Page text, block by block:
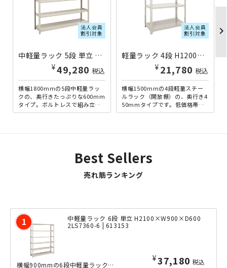
法人会員
割引対象
中軽量ラック 5段 単立 H1800×W1800×D600 2LS6660-5 | 613147
¥49,280 税込
横幅1800mmの5段中軽量ラッ
クの、奥行きたっぷりな600mm
タイプ。ボルトレスで組み立て
られる手軽さと、多目的な用途
法人会員
割引対象
軽量ラック 4段 H1200×W1500×D450 A4545-4 | 613008
¥ 21,780 税込
横幅1500mmの4段軽量スチー
ルラック（開放棚）の、奥行き4
50mmタイプです。低価格帯な
がら120kgの棚板耐荷重を実現
chevron_right
Best Sellers
売れ筋ランキング
中軽量ラック 6段 単立 H2100×W900×D600
2LS7360-6 | 613153
¥37,180 税込
横幅900mmの6段中軽量ラックの、奥行きたっぷりな600mmタイプ。ボルトレス...